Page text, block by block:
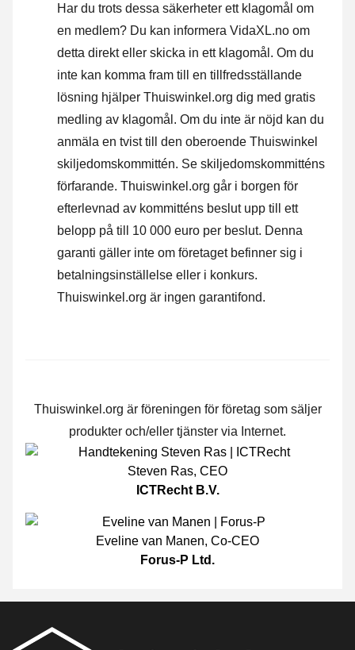
Har du trots dessa säkerheter ett klagomål om
en medlem? Du kan informera VidaXL.no om
detta direkt eller skicka in ett klagomål . Om du
inte kan komma fram till en tillfredsställande
lösning hjälper Thuiswinkel.org dig med gratis
medling av klagomål. Om du inte är nöjd kan du
anmäla en tvist till den oberoende Thuiswinkel
skiljedomskommittén. Se skiljedomskommitténs
förfarande. Thuiswinkel.org går i borgen för
efterlevnad av kommitténs beslut upp till ett
belopp på till 10 000 euro per beslut. Denna
garanti gäller inte om företaget befinner sig i
betalningsinställelse eller i konkurs.
Thuiswinkel.org är ingen garantifond.
Thuiswinkel.org är föreningen för företag som säljer
produkter och/eller tjänster via Internet.
Steven Ras, CEO
ICTRecht B.V.
Eveline van Manen, Co-CEO
Forus-P Ltd.